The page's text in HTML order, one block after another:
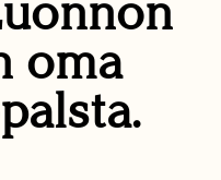
oma